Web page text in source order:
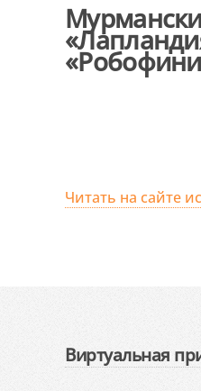
Читать на сайте
Виртуальная